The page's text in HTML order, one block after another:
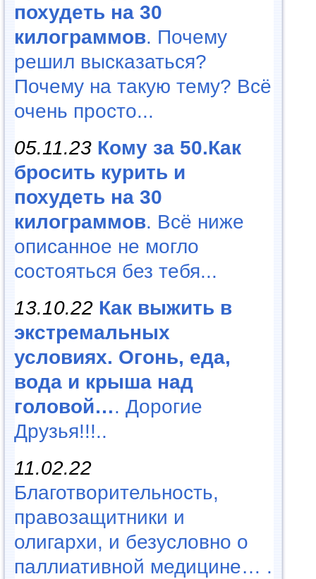
похудеть на 30
килограммов. Почему
решил высказаться?
Почему на такую тему? Всё
очень просто...
05.11.23 Кому за 50.Как
бросить курить и
похудеть на 30
килограммов. Всё ниже
описанное не могло
состояться без тебя...
13.10.22 Как выжить в
экстремальных
условиях. Огонь, еда,
вода и крыша над
головой…. Дорогие
Друзья!!!..
11.02.22
Благотворительность,
правозащитники и
олигархи, и безусловно о
паллиативной медицине… .